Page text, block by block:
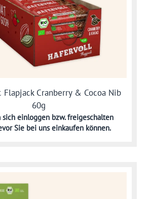
Flapjack Cranberry & Cocoa Nib
60g
sich einloggen bzw. freigeschalten
Sie bei uns einkaufen können.